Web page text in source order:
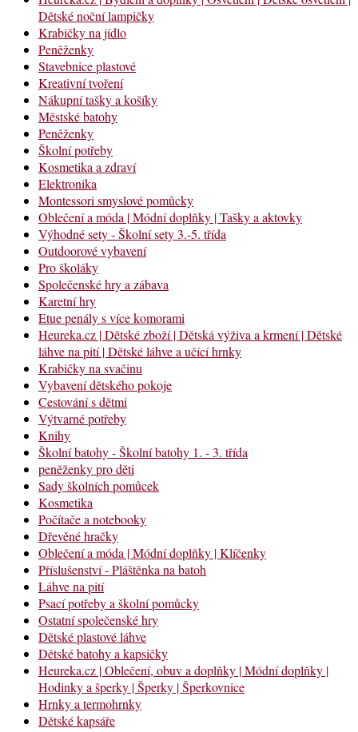
Dětské noční lampičky
Krabičky na jídlo
Peněženky
Stavebnice plastové
Kreativní tvoření
Nákupní tašky a košíky
Městské batohy
Peněženky
Školní potřeby
Kosmetika a zdraví
Elektronika
Montessori smyslové pomůcky
Oblečení a móda | Módní doplňky | Tašky a aktovky
Výhodné sety - Školní sety 3.-5. třída
Outdoorové vybavení
Pro školáky
Společenské hry a zábava
Karetní hry
Etue penály s více komorami
Heureka.cz | Dětské zboží | Dětská výživa a krmení | Dětské
láhve na pití | Dětské láhve a učící hrnky
Krabičky na svačinu
Vybavení dětského pokoje
Cestování s dětmi
Výtvarné potřeby
Knihy
Školní batohy - Školní batohy 1. - 3. třída
peněženky pro děti
Sady školních pomůcek
Kosmetika
Počítače a notebooky
Dřevěné hračky
Oblečení a móda | Módní doplňky | Klíčenky
Příslušenství - Pláštěnka na batoh
Láhve na pití
Psací potřeby a školní pomůcky
Ostatní společenské hry
Dětské plastové láhve
Dětské batohy a kapsičky
Heureka.cz | Oblečení, obuv a doplňky | Módní doplňky |
Hodinky a šperky | Šperky | Šperkovnice
Hrnky a termohrnky
Dětské kapsáře